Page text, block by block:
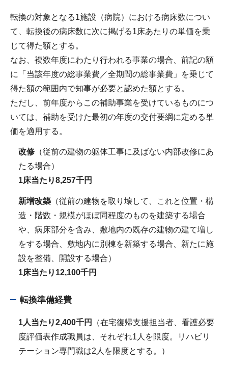
転換の対象となる1施設（病院）における病床数につい
て、転換後の病床数に次に掲げる1床あたりの単価を乗
じて得た額とする。
なお、複数年度にわたり行われる事業の場合、前記の額
に「当該年度の総事業費／全期間の総事業費」を乗じて
得た額の範囲内で知事が必要と認めた額とする。
ただし、前年度からこの補助事業を受けているものにつ
いては、補助を受けた最初の年度の交付要綱に定める単
価を適用する。
改修 （従前の建物の躯体工事に及ばない内部改修にあ
たる場合）
1床当たり8,257千円
新増改築 （従前の建物を取り壊して、これと位置・構
造・階数・規模がほぼ同程度のものを建築する場合
や、病床部分を含み、敷地内の既存の建物の建て増し
をする場合、敷地内に別棟を新築する場合、新たに施
設を整備、開設する場合）
1床当たり12,100千円
転換準備経費
1人当たり2,400千円
（在宅復帰支援担当者、看護必要
度評価表作成職員は、それぞれ1人を限度。リハビリ
テーション専門職は2人を限度とする。）